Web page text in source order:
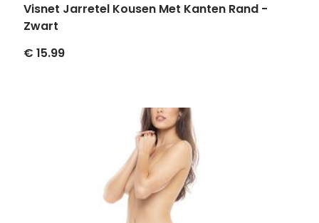
Visnet Jarretel Kousen Met Kanten Rand -
Zwart
€ 15.99